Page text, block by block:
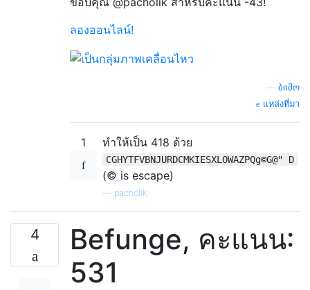
ลองออนไลน์!
ბიმო
แหล่งที่มา
1 ทำให้เป็น 418 ด้วย
CGHYTFVBNJURDCMKIESXLOWAZPQg©G@" D
(© is escape)
pacholik
4
Befunge, คะแนน:
531